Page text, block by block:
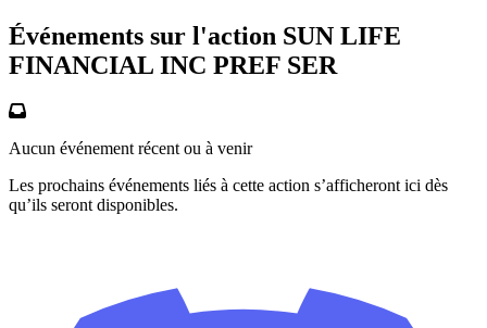
Événements sur l'action SUN LIFE
FINANCIAL INC PREF SER
Aucun événement récent ou à venir
Les prochains événements liés à cette action s’afficheront ici dès
qu’ils seront disponibles.